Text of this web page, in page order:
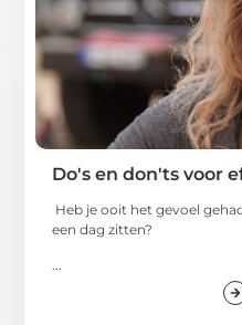
Do's en don'ts voor
Heb je ooit het gevoel
een dag zitten?
...